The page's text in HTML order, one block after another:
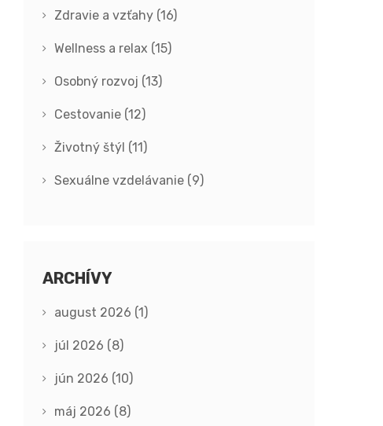
Zdravie a vzťahy (16)
Wellness a relax (15)
Osobný rozvoj (13)
Cestovanie (12)
Životný štýl (11)
Sexuálne vzdelávanie (9)
ARCHÍVY
august 2026 (1)
júl 2026 (8)
jún 2026 (10)
máj 2026 (8)